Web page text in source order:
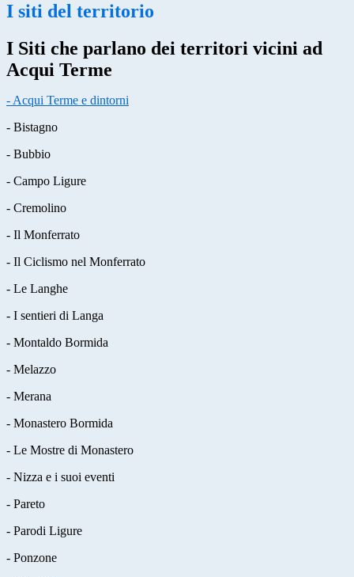
I siti del territorio
I Siti che parlano dei territori vicini ad
Acqui Terme
- Acqui Terme e dintorni
- Bistagno
- Bubbio
- Campo Ligure
- Cremolino
- Il Monferrato
- Il Ciclismo nel Monferrato
- Le Langhe
- I sentieri di Langa
- Montaldo Bormida
- Melazzo
- Merana
- Monastero Bormida
- Le Mostre di Monastero
- Nizza e i suoi eventi
- Pareto
- Parodi Ligure
- Ponzone